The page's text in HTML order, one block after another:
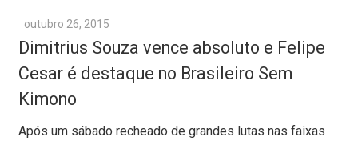
outubro 26, 2015
Dimitrius Souza vence absoluto e Felipe
Cesar é destaque no Brasileiro Sem
Kimono
Após um sábado recheado de grandes lutas nas faixas